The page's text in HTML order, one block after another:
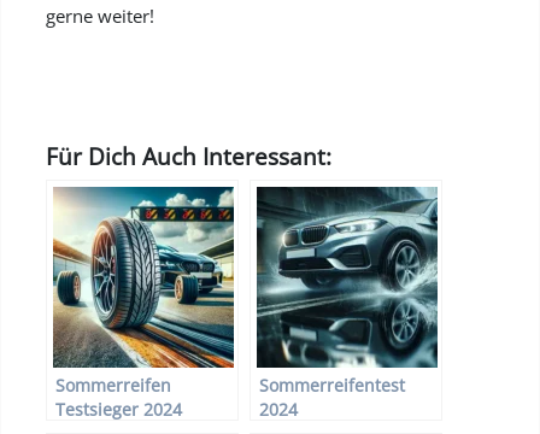
gerne weiter!
Für Dich Auch Interessant:
Sommerreifen
Testsieger 2024
Sommerreifentest
2024